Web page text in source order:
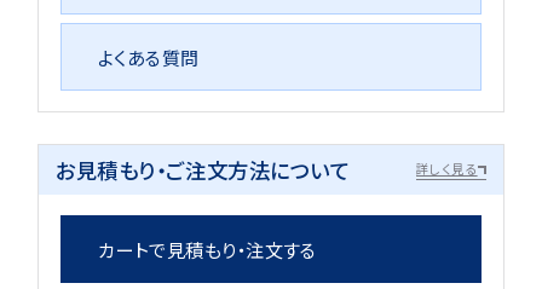
よくある質問
お見積もり・ご注文方法について 詳しく見る
カートで見積もり・注文する